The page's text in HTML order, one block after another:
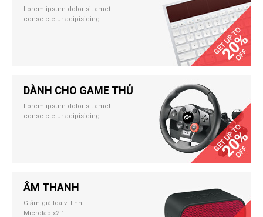
Lorem ipsum dolor sit amet
conse ctetur adipisicing
DÀNH CHO GAME THỦ
Lorem ipsum dolor sit amet
conse ctetur adipisicing
ÂM THANH
Giảm giá loa vi tính
Microlab x2.1